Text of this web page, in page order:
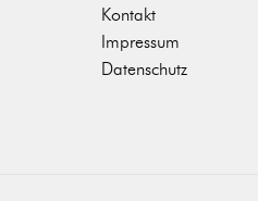
Kontakt
Impressum
Datenschutz